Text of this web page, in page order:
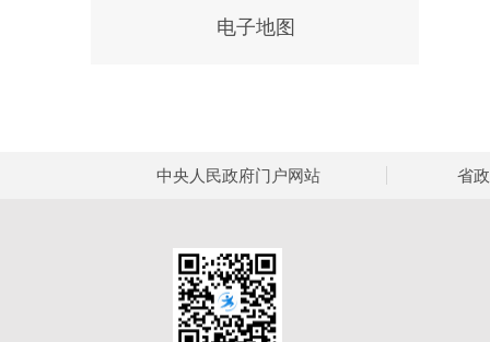
电子地图
中央人民政府门户网站 省